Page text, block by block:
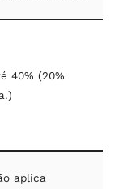
40% (20%
aplica